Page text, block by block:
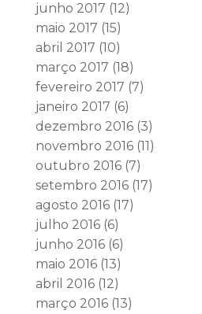
junho 2017 (12)
maio 2017 (15)
abril 2017 (10)
março 2017 (18)
fevereiro 2017 (7)
janeiro 2017 (6)
dezembro 2016(3)
novembro 2016(11)
outubro 2016(7)
setembro 2016(17)
agosto 2016(17)
julho 2016(6)
junho 2016(6)
maio 2016(13)
abril 2016(12)
março 2016(13)